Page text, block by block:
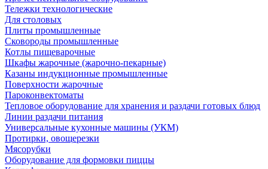
Тележки технологические
Для столовых
Плиты промышленные
Сковороды промышленные
Котлы пищеварочные
Шкафы жарочные (жарочно-пекарные)
Казаны индукционные промышленные
Поверхности жарочные
Пароконвектоматы
Тепловое оборудование для хранения и раздачи готовых блюд
Линии раздачи питания
Универсальные кухонные машины (УКМ)
Протирки, овощерезки
Мясорубки
Оборудование для формовки пиццы